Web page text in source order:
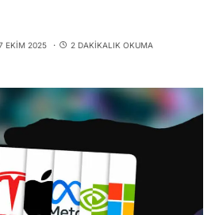
EKIM 2025 2 DAKIKALIK OKUMA